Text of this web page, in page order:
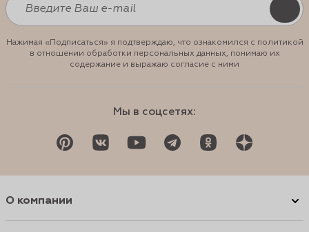
Нажимая «Подписаться» я подтверждаю, что ознакомился с политикой
в отношении обработки персональных данных, понимаю их
содержание и выражаю согласие с ними
Мы в соцсетях:
О компании